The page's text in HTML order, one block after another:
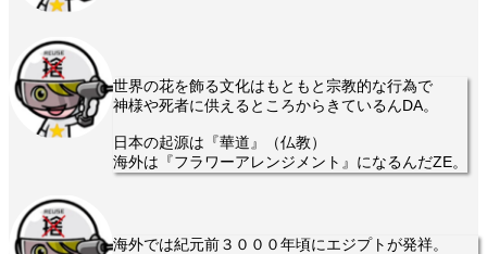
世界の花を飾る文化はもともと宗教的な行為で
神様や死者に供えるところからきているんDA。
日本の起源は『華道』（仏教）
海外は『フラワーアレンジメント』になるんだZE。
海外では紀元前３０００年頃にエジプトが発祥。